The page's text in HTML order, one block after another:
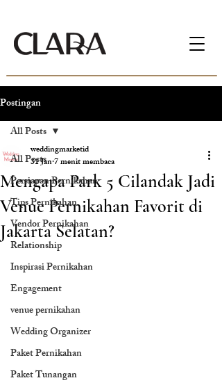
Postingan
All Posts
Persiapan Pernikahan
Tips Pernikahan
Vendor Pernikahan
Relationship
Inspirasi Pernikahan
Engagement
venue pernikahan
Wedding Organizer
Paket Pernikahan
Paket Tunangan
All Posts
Mengapa Park 5 Cilandak Jadi
Venue Pernikahan Favorit di
Jakarta Selatan?
weddingmarketid
31 Jan7 menit membaca